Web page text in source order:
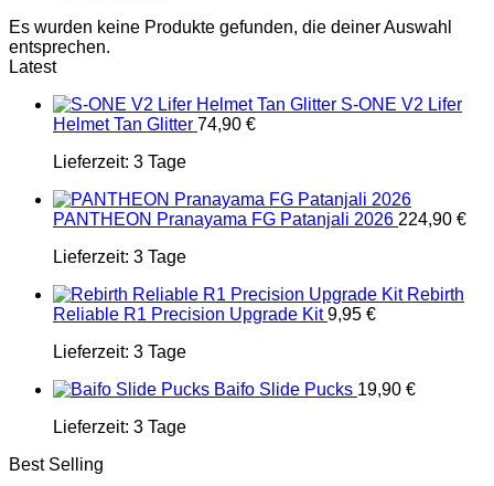
Es wurden keine Produkte gefunden, die deiner Auswahl
entsprechen.
Latest
S-ONE V2 Lifer
Helmet Tan Glitter 74,90 €
Lieferzeit: 3 Tage
PANTHEON Pranayama FG Patanjali 2026 224,90 €
Lieferzeit: 3 Tage
Rebirth
Reliable R1 Precision Upgrade Kit 9,95 €
Lieferzeit: 3 Tage
Baifo Slide Pucks 19,90 €
Lieferzeit: 3 Tage
Best Selling